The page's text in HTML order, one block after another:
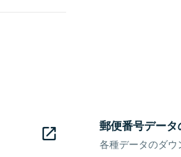
郵便番号デー
各種データのダウ